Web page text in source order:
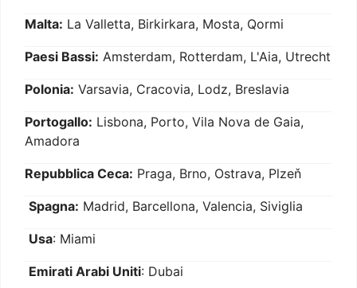
Malta: La Valletta, Birkirkara, Mosta, Qormi
Paesi Bassi: Amsterdam, Rotterdam, L'Aia, Utrecht
Polonia: Varsavia, Cracovia, Lodz, Breslavia
Portogallo: Lisbona, Porto, Vila Nova de Gaia,
Amadora
Repubblica Ceca: Praga, Brno, Ostrava, Plzeň
Spagna: Madrid, Barcellona, Valencia, Siviglia
Usa: Miami
Emirati Arabi Uniti: Dubai